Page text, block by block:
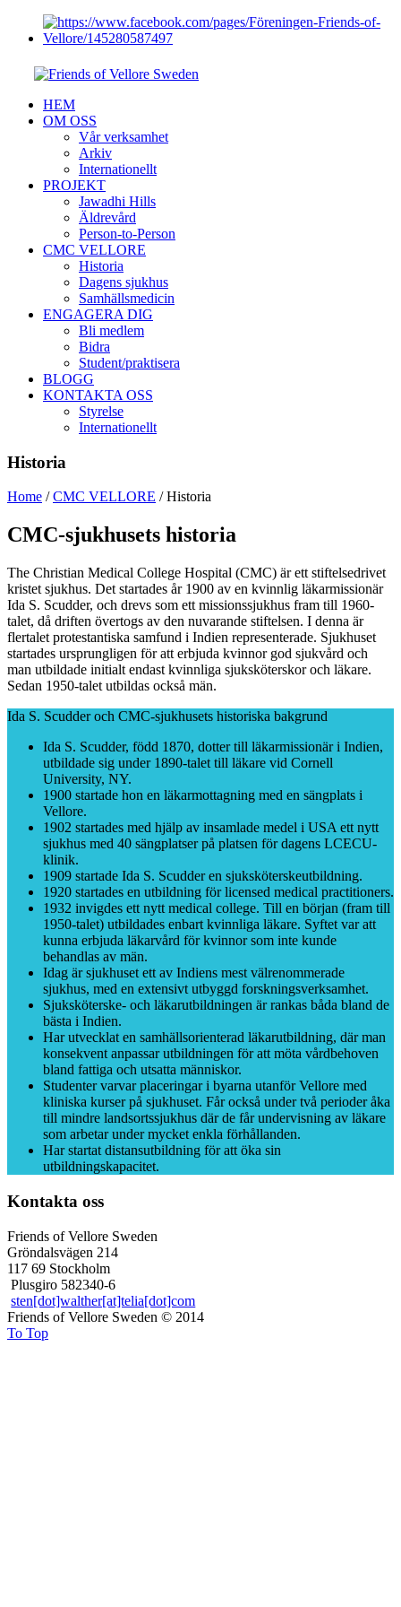
HEM
OM OSS
Vår verksamhet
Arkiv
Internationellt
PROJEKT
Jawadhi Hills
Äldrevård
Person-to-Person
CMC VELLORE
Historia
Dagens sjukhus
Samhällsmedicin
ENGAGERA DIG
Bli medlem
Bidra
Student/praktisera
BLOGG
KONTAKTA OSS
Styrelse
Internationellt
Historia
Home /CMC VELLORE /Historia
CMC-sjukhusets historia
The Christian Medical College Hospital (CMC) är ett stiftelsedrivet
kristet sjukhus. Det startades år 1900 av en kvinnlig läkarmissionär
Ida S. Scudder, och drevs som ett missionssjukhus fram till 1960-
talet, då driften övertogs av den nuvarande stiftelsen. I denna är
flertalet protestantiska samfund i Indien representerade. Sjukhuset
startades ursprungligen för att erbjuda kvinnor god sjukvård och
man utbildade initialt endast kvinnliga sjuksköterskor och läkare.
Sedan 1950-talet utbildas också män.
Ida S. Scudder och CMC-sjukhusets historiska bakgrund
Ida S. Scudder, född 1870, dotter till läkarmissionär i Indien,
utbildade sig under 1890-talet till läkare vid Cornell
University, NY.
1900 startade hon en läkarmottagning med en sängplats i
Vellore.
1902 startades med hjälp av insamlade medel i USA ett nytt
sjukhus med 40 sängplatser på platsen för dagens LCECU-
klinik.
1909 startade Ida S. Scudder en sjuksköterskeutbildning.
1920 startades en utbildning för licensed medical practitioners.
1932 invigdes ett nytt medical college. Till en början (fram till
1950-talet) utbildades enbart kvinnliga läkare. Syftet var att
kunna erbjuda läkarvård för kvinnor som inte kunde
behandlas av män.
Idag är sjukhuset ett av Indiens mest välrenommerade
sjukhus, med en extensivt utbyggd forskningsverksamhet.
Sjuksköterske- och läkarutbildningen är rankas båda bland de
bästa i Indien.
Har utvecklat en samhällsorienterad läkarutbildning, där man
konsekvent anpassar utbildningen för att möta vårdbehoven
bland fattiga och utsatta människor.
Studenter varvar placeringar i byarna utanför Vellore med
kliniska kurser på sjukhuset. Får också under två perioder åka
till mindre landsortssjukhus där de får undervisning av läkare
som arbetar under mycket enkla förhållanden.
Har startat distansutbildning för att öka sin
utbildningskapacitet.
Kontakta oss
Friends of Vellore Sweden
Gröndalsvägen 214
117 69 Stockholm
Plusgiro 582340-6
sten[dot]walther[at]telia[dot]com
Friends of Vellore Sweden © 2014
To Top